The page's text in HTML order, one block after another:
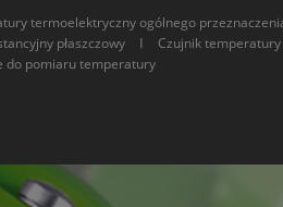
termoelektryczny ogólnego
płaszczowy I Czujnik
do pomiaru temperatury